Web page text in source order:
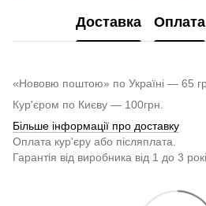
Доставка Оплата
«Нововю поштою» по Україні — 65
Кур'єром по Києву — 100грн.
Більше інформації про доставку
Оплата кур'єру або післяплата.
Гарантія від виробника від 1 до 3